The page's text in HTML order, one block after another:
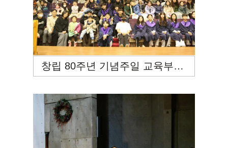
창립 80주년 기념주일 교육부서 연합예배